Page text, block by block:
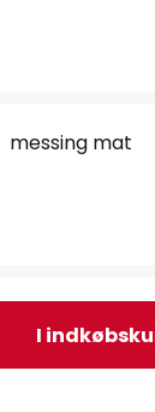
messing mat
I